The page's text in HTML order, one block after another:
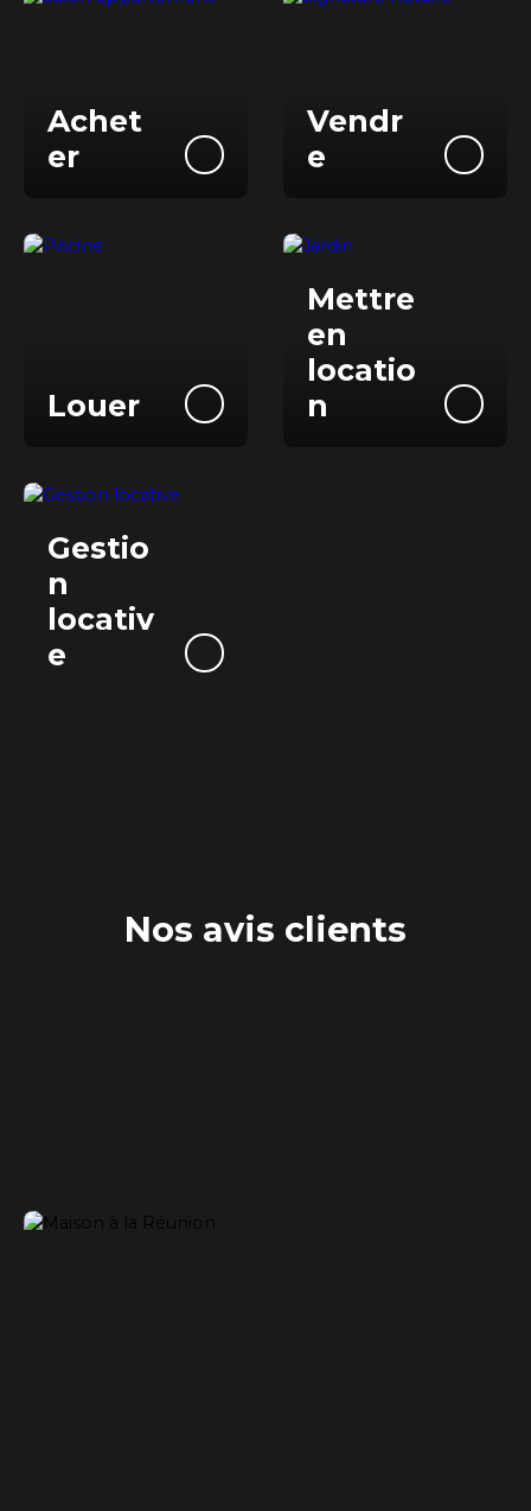
Achet
er
Vendr
e
Louer
Mettre
en
locatio
n
Gestio
n
locativ
e
Nos avis clients